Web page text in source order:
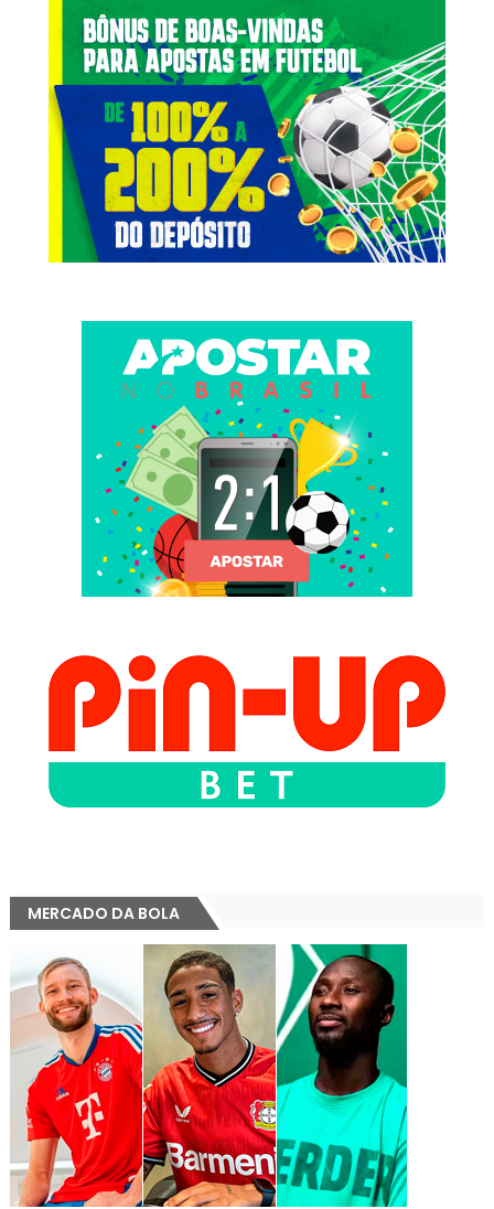
MERCADO DA BOLA